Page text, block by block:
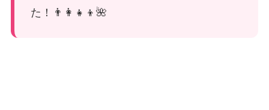
た！👨‍👩‍👧‍👦🌺